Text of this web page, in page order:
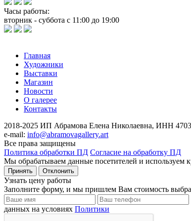
Часы работы:
вторник - суббота с 11:00 до 19:00
Главная
Художники
Выставки
Магазин
Новости
О галерее
Контакты
2018-2025 ИП Абрамова Елена Николаевна, ИНН
e-mail: info@abramovagallery.art
Все права защищены
Политика обработки ПД Согласие на обработку ПД
Мы обрабатываем данные посетителей и используем
Принять Отклонить
Узнать цену работы
Заполните форму, и мы пришлем Вам стоимость
данных на условиях Политики